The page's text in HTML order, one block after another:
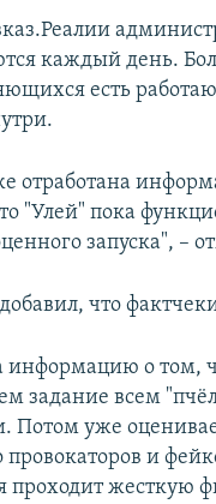
каждый день.
есть
отработана
"Улей" пока
запуска", –
что
информацию о том,
задание всем
Потом уже
и
проходит жесткую